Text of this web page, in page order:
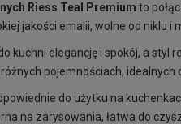
Riess Teal Premium to
jakości emalii, wolne od niklu
kuchni elegancję i spokój, a styl
pojemnościach, idealnych
do użytku na
na zarysowania, łatwa do